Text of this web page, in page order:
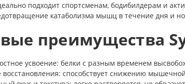
подходит спортсменам, бодибилдерам и
катаболизма мышц в течение дня и
преимущества
усвоение: белки с разным временем
восстановления: способствует снижению